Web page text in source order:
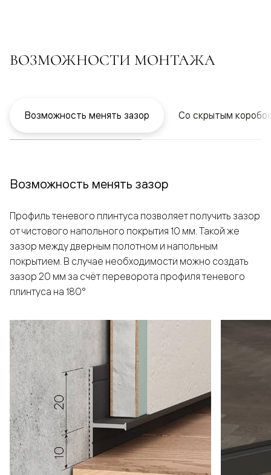
ВОЗМОЖНОСТИ МОНТАЖА
Возможность менять зазор Со скрытым
Возможность менять зазор
Профиль теневого плинтуса позволяет получить зазор
от чистового напольного покрытия 10 мм. Такой же
зазор между дверным полотном и напольным
покрытием. В случае необходимости можно создать
зазор 20 мм за счёт переворота профиля теневого
плинтуса на 180°